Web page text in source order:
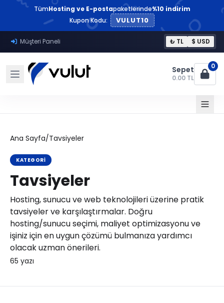
TümHosting ve E-postapaketlerinde%10 indirim
Kupon Kodu:
VULUT10
Müşteri Paneli ₺ TL $ USD
Sepet
0.00 TL
0
Ana Sayfa/Tavsiyeler
KATEGORI
Tavsiyeler
Hosting, sunucu ve web teknolojileri üzerine pratik
tavsiyeler ve karşılaştırmalar. Doğru
hosting/sunucu seçimi, maliyet optimizasyonu ve
işiniz için en uygun çözümü bulmanıza yardımcı
olacak uzman önerileri.
65 yazı